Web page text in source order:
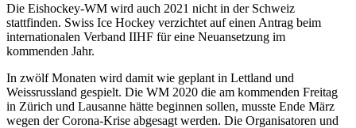
Die Eishockey-WM wird auch 2021 nicht in der Schweiz
stattfinden. Swiss Ice Hockey verzichtet auf einen Antrag beim
internationalen Verband IIHF für eine Neuansetzung im
kommenden Jahr.
In zwölf Monaten wird damit wie geplant in Lettland und
Weissrussland gespielt. Die WM 2020 die am kommenden Freitag
in Zürich und Lausanne hätte beginnen sollen, musste Ende März
wegen der Corona-Krise abgesagt werden. Die Organisatoren und